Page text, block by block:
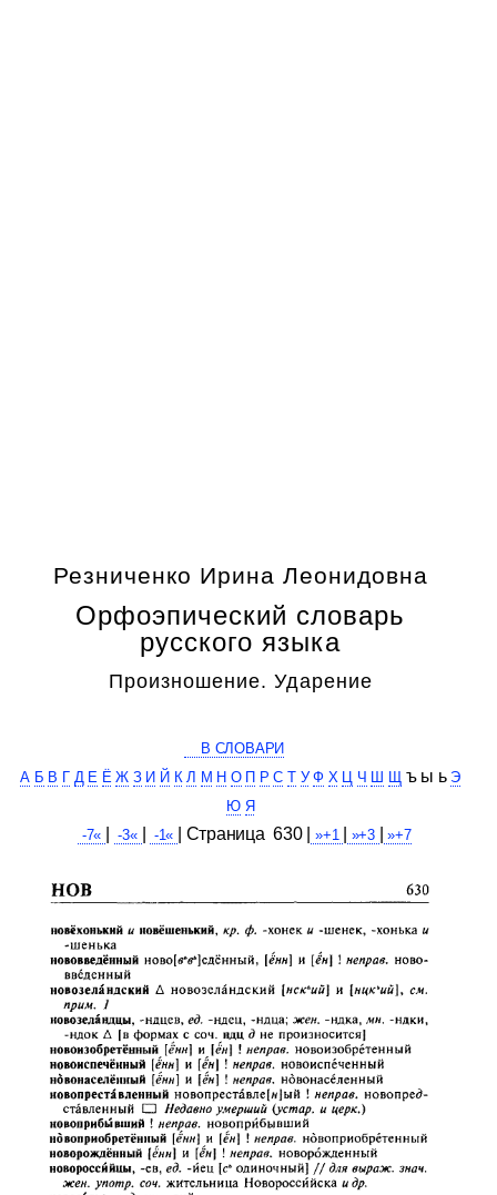
Резниченко Ирина Леонидовна
Орфоэпический словарь
русского языка
Произношение. Ударение
В СЛОВАРИ
А Б В Г Д Е Ё Ж З И Й К Л М Н О П Р С Т У Ф Х Ц Ч Ш Щ ъ ы ь Э
Ю Я
-7« | -3« | -1« | Cтраница 630 | »+1 | »+3 | »+7